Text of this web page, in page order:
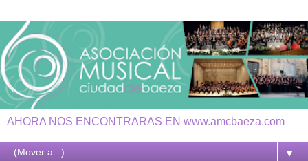
AHORA NOS ENCONTRARAS EN www.amcbaeza.com
▼